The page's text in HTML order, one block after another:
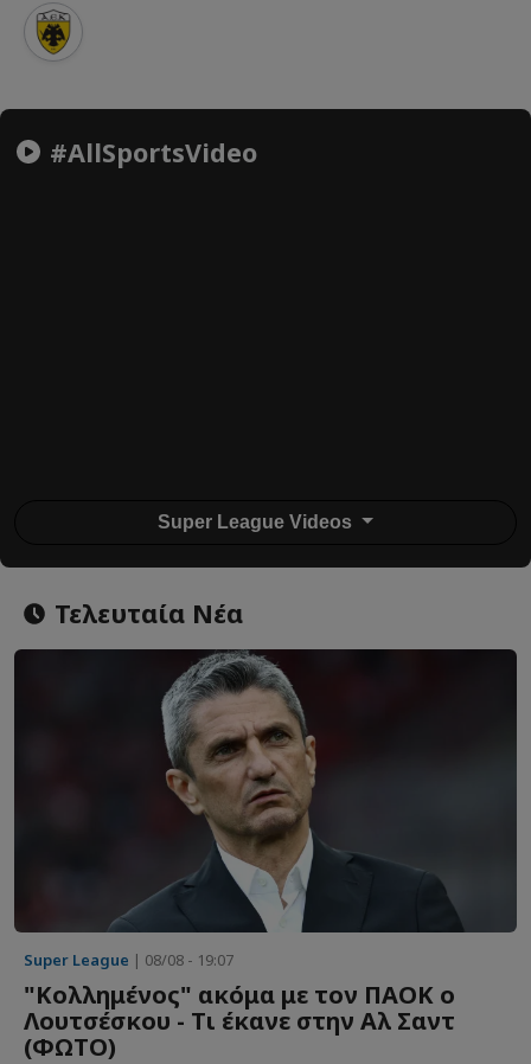
#AllSportsVideo
Super League Videos
Τελευταία Νέα
Super League | 08/08 - 19:07
"Κολλημένος" ακόμα με τον ΠΑΟΚ ο
Λουτσέσκου - Τι έκανε στην Αλ Σαντ
(ΦΩΤΟ)